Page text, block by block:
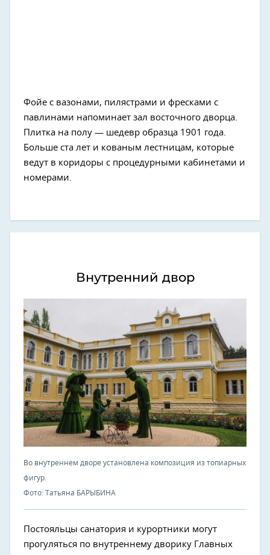
Фойе с вазонами, пилястрами и фресками с
павлинами напоминает зал восточного дворца.
Плитка на полу — шедевр образца 1901 года.
Больше ста лет и кованым лестницам, которые
ведут в коридоры с процедурными кабинетами и
номерами.
Внутренний двор
Во внутреннем дворе установлена композиция из топиарных
фигур.
Фото: Татьяна БАРЫБИНА
Постояльцы санатория и курортники могут
прогуляться по внутреннему дворику Главных